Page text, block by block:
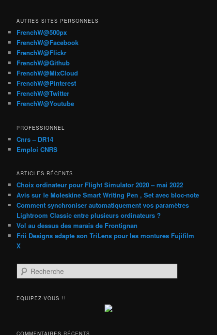
AUTRES SITES PERSONNELS
FrenchW@500px
FrenchW@Facebook
FrenchW@Flickr
FrenchW@Github
FrenchW@MixCloud
FrenchW@Pinterest
FrenchW@Twitter
FrenchW@Youtube
PROFESSIONNEL
Cnrs – DR14
Emploi CNRS
ARTICLES RÉCENTS
Choix ordinateur pour Flight Simulator 2020 – mai 2022
Avis sur le Moleskine Smart Writing Pen , Set avec bloc-note
Comment synchroniser automatiquement vos paramètres
Lightroom Classic entre plusieurs ordinateurs ?
Vol au dessus des marais de Frontignan
Frii Designs adapte son TriLens pour les montures Fujifilm
X
e
h
h
EQUIPEZ-VOUS !!
COMMENTAIRES RÉCENTS